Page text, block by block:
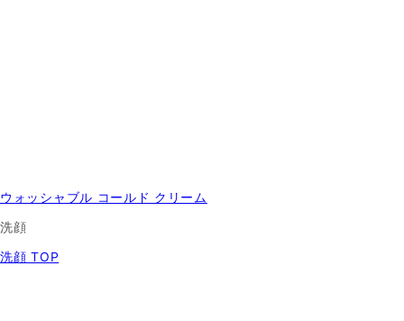
ウォッシャブル コールド クリーム
洗顔
洗顔 TOP